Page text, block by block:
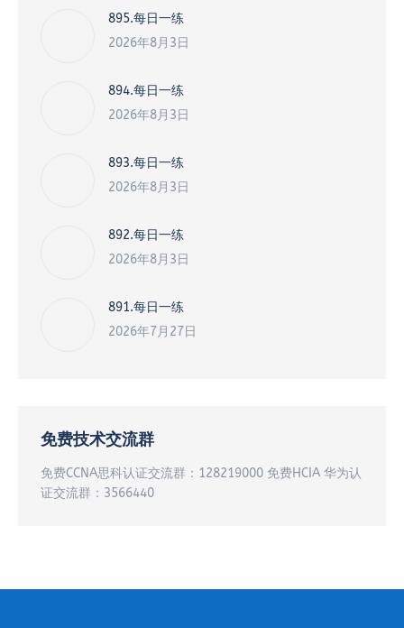
895.每日一练
2026年8月3日
894.每日一练
2026年8月3日
893.每日一练
2026年8月3日
892.每日一练
2026年8月3日
891.每日一练
2026年7月27日
免费技术交流群
免费CCNA思科认证交流群：128219000 免费HCIA 华为认
证交流群：3566440